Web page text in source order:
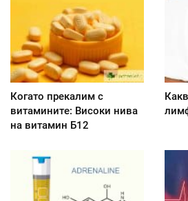
Когато прекалим с
витамините: Високи нива
на витамин Б12